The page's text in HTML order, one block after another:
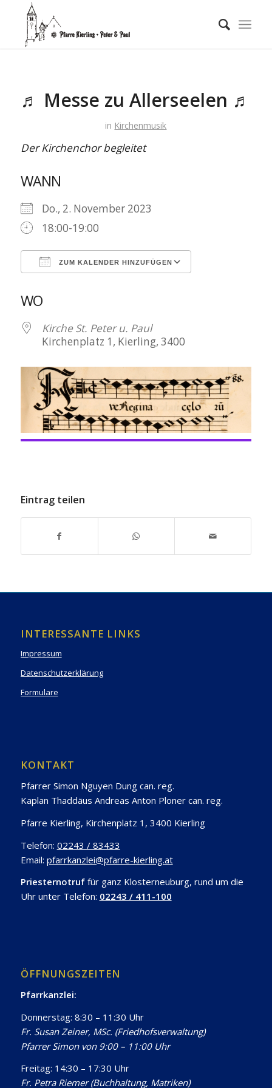
♬ Messe zu Allerseelen ♬
in Kirchenmusik
Der Kirchenchor begleitet
WANN
Do., 2. November 2023
18:00-19:00
ZUM KALENDER HINZUFÜGEN
WO
Kirche St. Peter u. Paul
Kirchenplatz 1, Kierling, 3400
Eintrag teilen
INTERESSANTE LINKS
Impressum
Datenschutzerklärung
Formulare
KONTAKT
Pfarrer Simon Nguyen Dung can. reg.
Kaplan Thaddäus Andreas Anton Ploner can. reg.
Pfarre Kierling, Kirchenplatz 1, 3400 Kierling
Telefon: 02243 / 83433
Email: pfarrkanzlei@pfarre-kierling.at
Priesternotruf für ganz Klosterneuburg, rund um die
Uhr unter Telefon: 02243 / 411-100
ÖFFNUNGSZEITEN
Pfarrkanzlei:
Donnerstag: 8:30 – 11:30 Uhr
Fr. Susan Zeiner, MSc. (Friedhofsverwaltung)
Pfarrer Simon von 9:00 – 11:00 Uhr
Freitag: 14:30 – 17:30 Uhr
Fr. Petra Riemer (Buchhaltung, Matriken)